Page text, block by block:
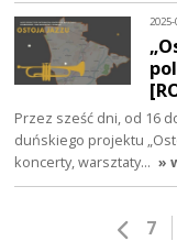
Przez sześć dni, od 16
duńskiego projektu
koncerty, warsztaty… »
7